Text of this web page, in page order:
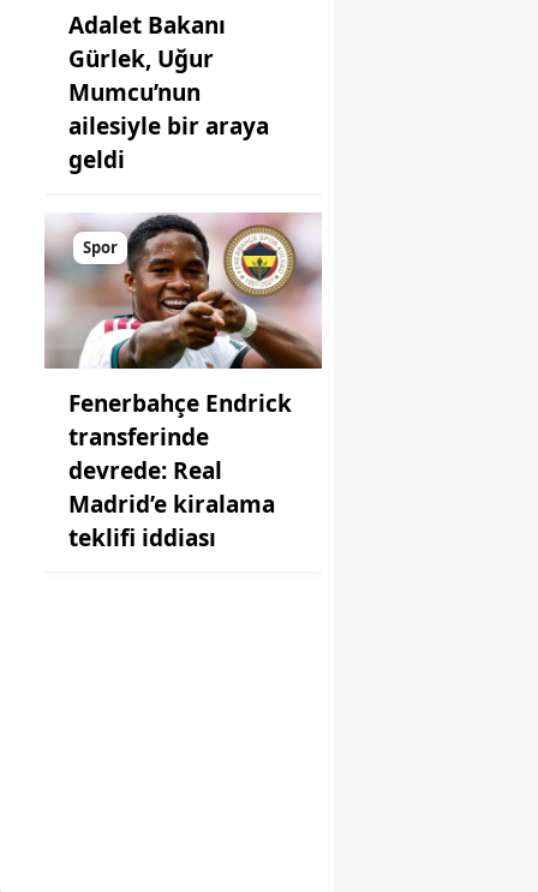
Adalet Bakanı
Gürlek, Uğur
Mumcu’nun
ailesiyle bir araya
geldi
Spor
Fenerbahçe Endrick
transferinde
devrede: Real
Madrid’e kiralama
teklifi iddiası